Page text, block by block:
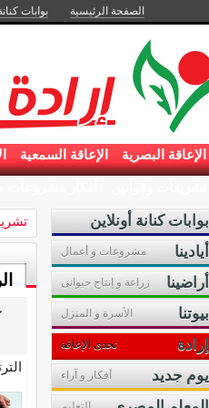
الصفحة الرئيسية بوابات
الإعاقة البصرية الإعاقة السمعية
بوابات كنانة أونلاين
أيادينا
مشروعات و أعمال
أراضينا زراعة و إنتاج حيوانى
بيوتنا الأسرة و المنزل
إرادة تحدى الإعاقة
يوم جديد أفكار و آراء